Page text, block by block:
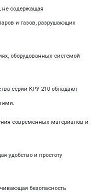
не содержащая
и газов, разрушающих
оборудованных системой
серии КРУ-210 обладают
современных материалов и
удобство и простоту
безопасность